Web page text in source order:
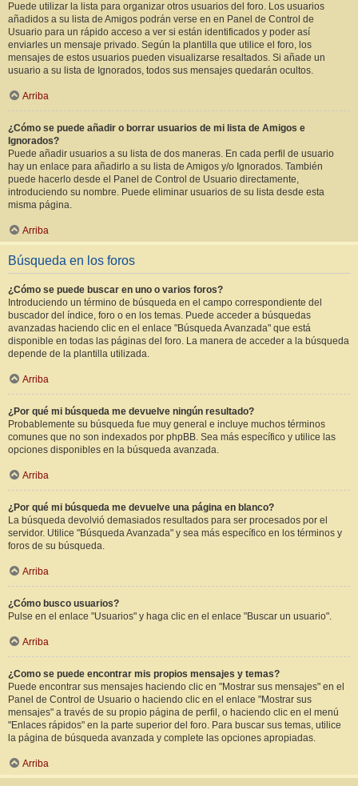
Puede utilizar la lista para organizar otros usuarios del foro. Los usuarios
añadidos a su lista de Amigos podrán verse en en Panel de Control de
Usuario para un rápido acceso a ver si están identificados y poder así
enviarles un mensaje privado. Según la plantilla que utilice el foro, los
mensajes de estos usuarios pueden visualizarse resaltados. Si añade un
usuario a su lista de Ignorados, todos sus mensajes quedarán ocultos.
Arriba
¿Cómo se puede añadir o borrar usuarios de mi lista de Amigos e
Ignorados?
Puede añadir usuarios a su lista de dos maneras. En cada perfil de usuario
hay un enlace para añadirlo a su lista de Amigos y/o Ignorados. También
puede hacerlo desde el Panel de Control de Usuario directamente,
introduciendo su nombre. Puede eliminar usuarios de su lista desde esta
misma página.
Arriba
Búsqueda en los foros
¿Cómo se puede buscar en uno o varios foros?
Introduciendo un término de búsqueda en el campo correspondiente del
buscador del índice, foro o en los temas. Puede acceder a búsquedas
avanzadas haciendo clic en el enlace "Búsqueda Avanzada" que está
disponible en todas las páginas del foro. La manera de acceder a la búsqueda
depende de la plantilla utilizada.
Arriba
¿Por qué mi búsqueda me devuelve ningún resultado?
Probablemente su búsqueda fue muy general e incluye muchos términos
comunes que no son indexados por phpBB. Sea más específico y utilice las
opciones disponibles en la búsqueda avanzada.
Arriba
¿Por qué mi búsqueda me devuelve una página en blanco?
La búsqueda devolvió demasiados resultados para ser procesados por el
servidor. Utilice "Búsqueda Avanzada" y sea más específico en los términos y
foros de su búsqueda.
Arriba
¿Cómo busco usuarios?
Pulse en el enlace "Usuarios" y haga clic en el enlace "Buscar un usuario".
Arriba
¿Como se puede encontrar mis propios mensajes y temas?
Puede encontrar sus mensajes haciendo clic en "Mostrar sus mensajes" en el
Panel de Control de Usuario o haciendo clic en el enlace "Mostrar sus
mensajes" a través de su propio página de perfil, o haciendo clic en el menú
"Enlaces rápidos" en la parte superior del foro. Para buscar sus temas, utilice
la página de búsqueda avanzada y complete las opciones apropiadas.
Arriba